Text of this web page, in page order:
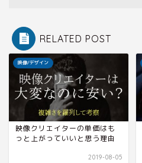
RELATED POST
映像/デザイン
映像クリエイターの単価はも
っと上がっていいと思う理由
2019-08-05